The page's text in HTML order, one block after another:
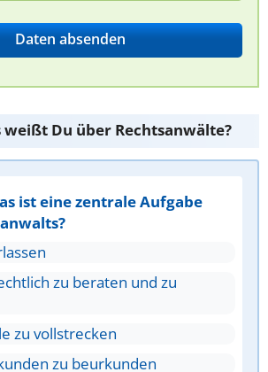
weißt Du über Rechtsanwälte?
ist eine zentrale Aufgabe
zu beraten und zu
zu vollstrecken
zu beurkunden